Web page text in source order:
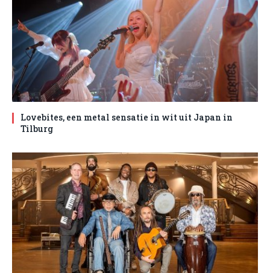
Lovebites, een metal sensatie in wit uit Japan in
Tilburg